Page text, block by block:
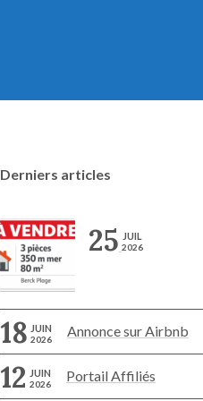
Derniers articles
25 JUIL
2026
18 JUIN
2026 Annonce sur Airbnb
12 JUIN
2026 Portail Affiliés